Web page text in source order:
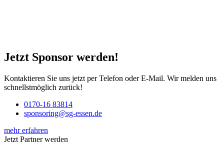
Jetzt Sponsor werden!
Kontaktieren Sie uns jetzt per Telefon oder E-Mail. Wir melden uns
schnellstmöglich zurück!
0170-16 83814
sponsoring@sg-essen.de
mehr erfahren
Jetzt Partner werden